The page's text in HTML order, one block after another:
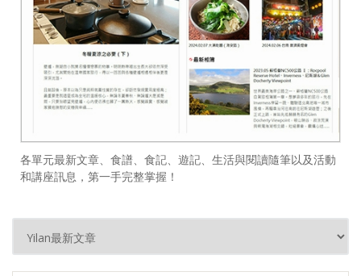
各單元最新文章、食譜、食記、遊記、生活與閱讀隨筆以及活動
和講座訊息，第一手完整掌握！